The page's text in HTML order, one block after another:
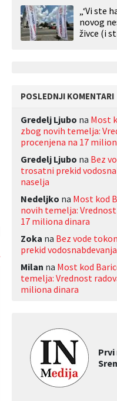
„‘Vi ste
novog
živce (i
POSLEDNJI KOMENTARI
Gredelj Ljubo na Most
zbog novih temelja:
procenjena na 17
Gredelj Ljubo na Bez
trosatni prekid
naselja
Nedeljko na Most kod
novih temelja:
17 miliona dinara
Zoka na Bez vode
prekid
Milan na Most kod
temelja: Vrednost
miliona dinara
Prvi